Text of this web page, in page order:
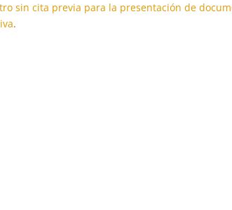
sin cita previa para la presentación de
.